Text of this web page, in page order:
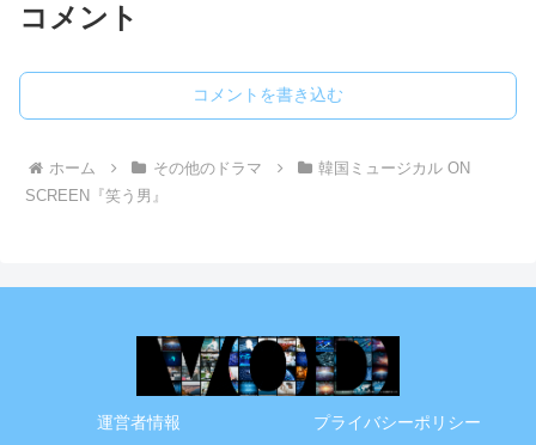
コメント
コメントを書き込む
ホーム その他のドラマ
韓国ミュージカル ON
SCREEN『笑う男』
運営者情報
プライバシーポリシー